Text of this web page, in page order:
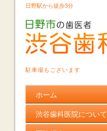
日野駅から徒歩3分
駐車場もございます
ホーム
渋谷歯科医院について